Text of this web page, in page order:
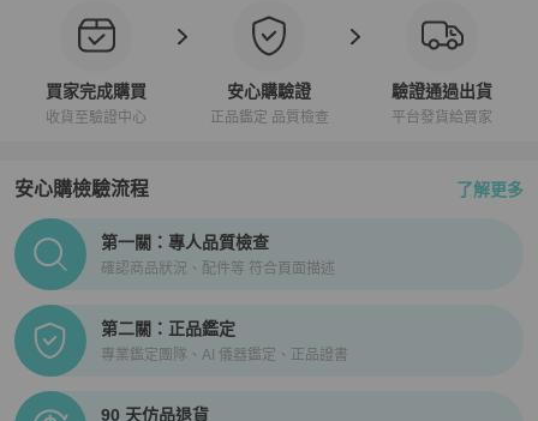
買家完成購買
收貨至驗證中心
安心購驗證
正品鑑定 品質檢查
驗證通過出貨
平台發貨給買家
安心購檢驗流程 了解更多
PopChill拍拍圈正品驗證、安心購檢驗流程介紹
第一關：專人品質檢查
確認商品狀況、配件等 符合頁面描述
第二關：正品鑑定
專業鑑定團隊、AI 儀器鑑定、正品證書
90 天仿品退貨